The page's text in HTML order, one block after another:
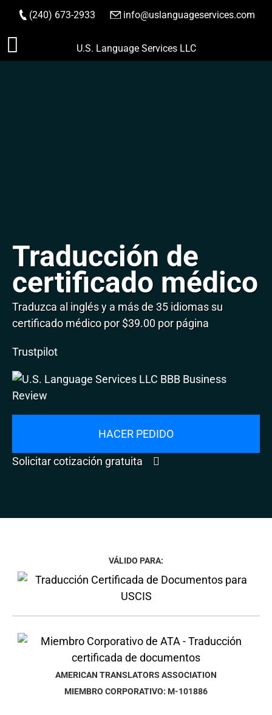
Saltar
(240) 673-2933 info@uslanguageservices.com
HACER PEDIDO
U.S. Language Services LLC
Traducción de
certificado médico
Traduzca al inglés y a más de 35 idiomas su
certificado médico por $39.00 por página
Trustpilot
HACER PEDIDO
Solicitar cotización gratuita
VÁLIDO PARA:
AMERICAN TRANSLATORS ASSOCIATION
MIEMBRO CORPORATIVO: M-101886